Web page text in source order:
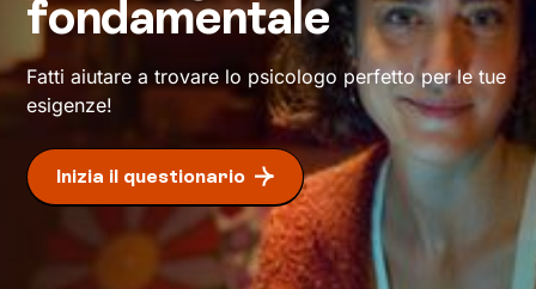
fondamentale
Fatti aiutare a trovare lo psicologo perfetto per le tue
esigenze!
Inizia il questionario